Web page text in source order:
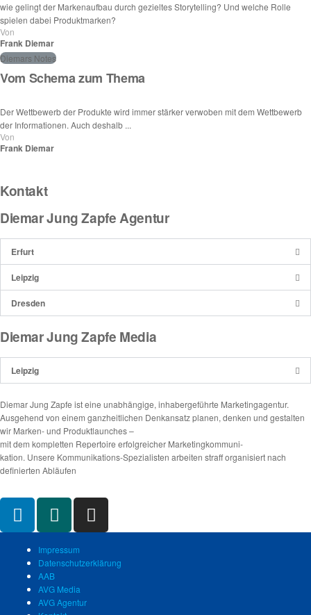
wie gelingt der Markenaufbau durch gezieltes Storytelling? Und welche Rolle
spielen dabei Produktmarken?
Von
Frank Diemar
Diemars Notes
Vom Schema zum Thema
Der Wettbewerb der Produkte wird immer stärker verwoben mit dem Wettbewerb
der Informationen. Auch deshalb ...
Von
Frank Diemar
Kontakt
Diemar Jung Zapfe Agentur
Erfurt
Leipzig
Dresden
Diemar Jung Zapfe Media
Leipzig
Diemar Jung Zapfe ist eine unabhängige, inhabergeführte Marketingagentur.
Ausgehend von einem ganzheitlichen Denkansatz planen, denken und gestalten
wir Marken- und Produktlaunches –
mit dem kompletten Repertoire erfolgreicher Marketingkommuni-
kation. Unsere Kommunikations-Spezialisten arbeiten straff organisiert nach
definierten Abläufen
Impressum
Datenschutzerklärung
AAB
AVG Media
AVG Agentur